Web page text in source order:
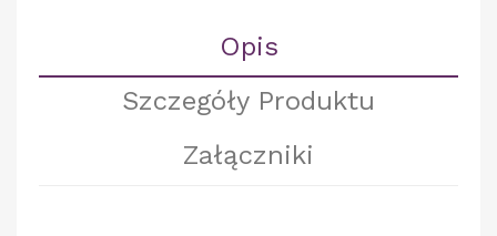
Opis
Szczegóły Produktu
Załączniki